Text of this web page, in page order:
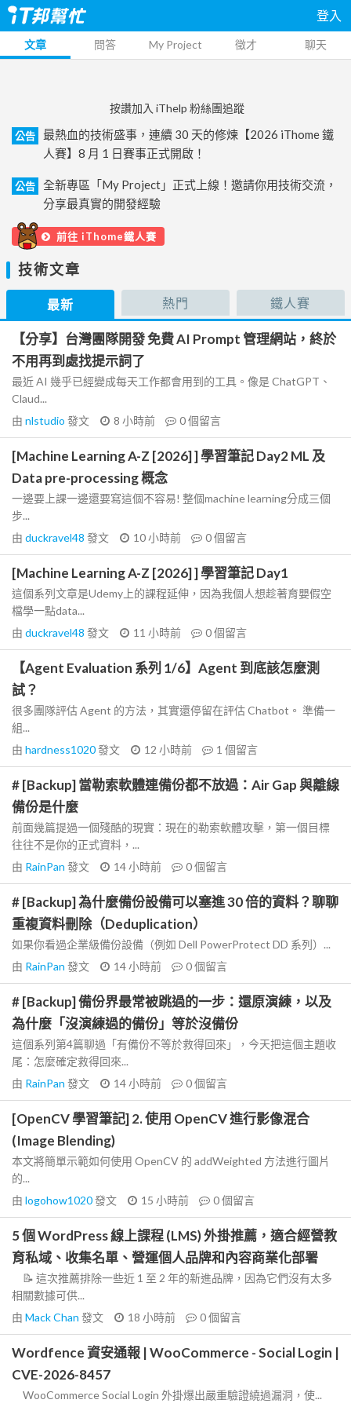
登入
文章 問答 My Project 徵才 聊天
按讚加入 iThelp 粉絲團追蹤
公告
最熱血的技術盛事，連續 30 天的修煉【2026 iThome 鐵
人賽】8 月 1 日賽事正式開啟！
公告
全新專區「My Project」正式上線！邀請你用技術交流，
分享最真實的開發經驗
前往 iThome鐵人賽
技術文章
最新 熱門 鐵人賽
【分享】台灣團隊開發 免費 AI Prompt 管理網站，終於
不用再到處找提示詞了
最近 AI 幾乎已經變成每天工作都會用到的工具。像是 ChatGPT、
Claud...
由 nlstudio 發文 8 小時前 0個留言
[Machine Learning A-Z [2026] ] 學習筆記 Day2 ML 及
Data pre-processing 概念
一邊要上課一邊還要寫這個不容易! 整個machine learning分成三個
步...
由 duckravel48 發文 10 小時前 0個留言
[Machine Learning A-Z [2026] ] 學習筆記 Day1
這個系列文章是Udemy上的課程延伸，因為我個人想趁著育嬰假空
檔學一點data...
由 duckravel48 發文 11 小時前 0個留言
【Agent Evaluation 系列 1/6】Agent 到底該怎麼測
試？
很多團隊評估 Agent 的方法，其實還停留在評估 Chatbot。 準備一
組...
由 hardness1020發文 12 小時前 1 個留言
# [Backup] 當勒索軟體連備份都不放過：Air Gap 與離線
備份是什麼
前面幾篇提過一個殘酷的現實：現在的勒索軟體攻擊，第一個目標
往往不是你的正式資料，...
由 RainPan 發文 14 小時前 0個留言
# [Backup] 為什麼備份設備可以塞進 30 倍的資料？聊聊
重複資料刪除（Deduplication）
如果你看過企業級備份設備（例如 Dell PowerProtect DD 系列）...
由 RainPan 發文 14 小時前 0個留言
# [Backup] 備份界最常被跳過的一步：還原演練，以及
為什麼「沒演練過的備份」等於沒備份
這個系列第4篇聊過「有備份不等於救得回來」，今天把這個主題收
尾：怎麼確定救得回來...
由 RainPan 發文 14 小時前 0個留言
[OpenCV 學習筆記] 2. 使用 OpenCV 進行影像混合
(Image Blending)
本文將簡單示範如何使用 OpenCV 的 addWeighted 方法進行圖片
的...
由 logohow1020發文 15 小時前 0個留言
5 個 WordPress 線上課程 (LMS) 外掛推薦，適合經營教
育私域、收集名單、營運個人品牌和內容商業化部署
📝 這次推薦排除一些近 1 至 2 年的新進品牌，因為它們沒有太多
相關數據可供...
由 Mack Chan 發文 18 小時前 0個留言
Wordfence 資安通報 | WooCommerce - Social Login |
CVE-2026-8457
WooCommerce Social Login 外掛爆出嚴重驗證繞過漏洞，使...